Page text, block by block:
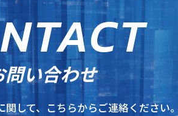
NTACT
問い合わせ
関して、こちらからご連絡ください